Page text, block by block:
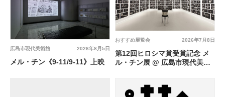
2026年8月5日
広島市現代美術館
メル・チン《9-11/9-11》上映
2026年7月8日
おすすめ展覧会
第12回ヒロシマ賞受賞記念 メ
ル・チン展 @ 広島市現代美術